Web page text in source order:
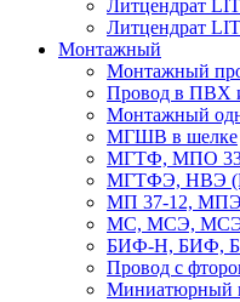
Литцендрат
Литцендрат
Монтажный
Монтажный
Провод в ПВХ
Монтажный
МГШВ в шелке
МГТФ, МПО
МГТФЭ, НВЭ
МП 37-12, МПЭ
МС, МСЭ,
БИФ-Н, БИФ,
Провод с
Миниатюрный